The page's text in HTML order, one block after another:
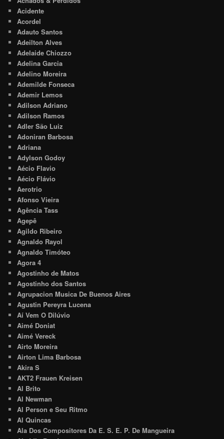
Acidente
Acordel
Adauto Santos
Adeilton Alves
Adelaide Chiozzo
Adelina Garcia
Adelino Moreira
Ademilde Fonseca
Ademir Lemos
Adilson Adriano
Adilson Ramos
Adler São Luiz
Adoniran Barbosa
Adriana
Adylson Godoy
Aécio Flavio
Aécio Flávio
Aerotrio
Afonso Vieira
Agência Tass
Agepê
Agildo Ribeiro
Agnaldo Rayol
Agnaldo Timóteo
Agora 4
Agostinho de Matos
Agostinho dos Santos
Agrupacion Musica De Buenos Aires
Agustin Pereyra Lucena
Aí Vem O Dilúvio
Aimé Doniat
Aimé Vereck
Airto Moreira
Airton Lima Barbosa
Akira S
AKT2 Frauen Kreisen
Al Brito
Al Newman
Al Person e Seu Ritmo
Al Quincas
Ala Dos Compositores Da E. S. E. P. De Mangueira